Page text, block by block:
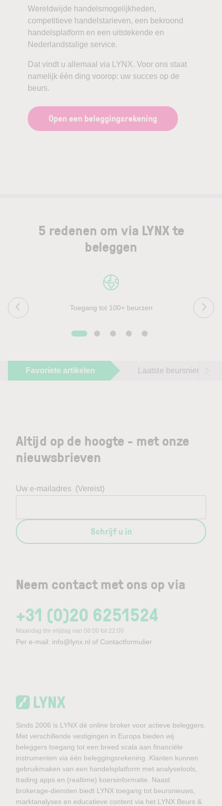
Wereldwijde handelsmogelijkheden,
competitieve handelstarieven, een bekroond
handelsplatform en een uitstekende en
Nederlandstalige service.
Dat vindt u allemaal via LYNX. Voor ons staat
namelijk één ding voorop: uw succes op de
beurs.
Open een beleggingsrekening
5 redenen om via LYNX te
beleggen
Toegang tot 100+ beurzen
Favoriete artikelen Laatste beursnieuws
Neem contact met ons op via
+31 (0)20 6251524
Maandag t/m vrijdag van 08:00 tot 22:00
Per e-mail: info@lynx.nl of Contactformulier
Altijd op de hoogte - met onze
nieuwsbrieven
Uw e-mailadres (Vereist)
Schrijf u in
Sinds 2006 is LYNX dé online broker voor actieve beleggers.
Met verschillende vestigingen in Europa bieden wij
beleggers toegang tot een breed scala aan financiële
instrumenten via één beleggingsrekening. Klanten kunnen
gebruikmaken van een handelsplatform met analysetools,
trading apps en (realtime) koersinformatie. Naast
brokerage-diensten biedt LYNX toegang tot beursnieuws,
marktanalyses en educatieve content via het LYNX Beurs &